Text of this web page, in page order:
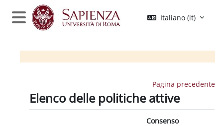
Vai al contenuto principale
Pannello laterale
Italiano ‎(it)‎
Pagina precedente
Elenco delle politiche attive
Consenso